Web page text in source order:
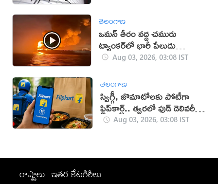
తెలంగాణ
ఒమన్‌ తీరం వద్ద చమురు
ట్యాంకర్‌లో భారీ పేలుడు
(వీడియో)
Aug 03, 2026, 03:08 IST
తెలంగాణ
స్విగ్గీ, జొమాటోలకు పోటీగా
ఫ్లిప్‌కార్ట్.. త్వరలో ఫుడ్ డెలివరీ
సేవలుAug 03, 2026, 03:08 IST
రాష్ట్రాలు ఇతర కేటగిరీలు